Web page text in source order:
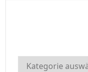
Kategorien